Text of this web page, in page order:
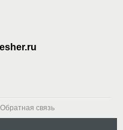
Обратная связь